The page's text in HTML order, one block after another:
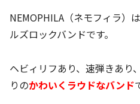
NEMOPHILA（ネモフィラ）
ルズロックバンドです。
ヘビィリフあり、速弾きあり
りのかわいくラウドなバンド